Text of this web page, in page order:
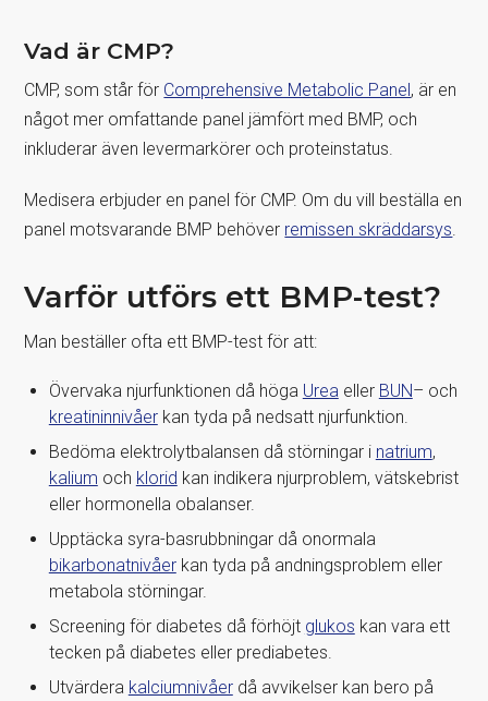
Vad är CMP?
CMP, som står för Comprehensive Metabolic Panel, är en
något mer omfattande panel jämfört med BMP, och
inkluderar även levermarkörer och proteinstatus.
Medisera erbjuder en panel för CMP. Om du vill beställa en
panel motsvarande BMP behöver remissen skräddarsys
Varför utförs ett BMP-test?
Man beställer ofta ett BMP-test för att:
Övervaka njurfunktionen då höga Urea eller BUN– och
kreatininnivåerkan tyda på nedsatt njurfunktion.
Bedöma elektrolytbalansen då störningar i natrium,
kalium och klorid kan indikera njurproblem, vätskebrist
eller hormonella obalanser.
Upptäcka syra-basrubbningar då onormala
bikarbonatnivåerkan tyda på andningsproblem eller
metabola störningar.
Screening för diabetes då förhöjt glukos kan vara ett
tecken på diabetes eller prediabetes.
Utvärdera kalciumnivåerdå avvikelser kan bero på